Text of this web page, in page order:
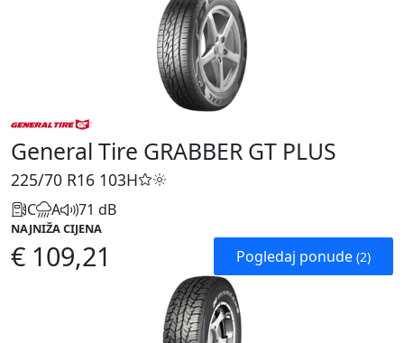
General Tire GRABBER GT PLUS
225/70 R16 103H
C A 71 dB
NAJNIŽA CIJENA
€ 109,21 Pogledaj ponude (2)